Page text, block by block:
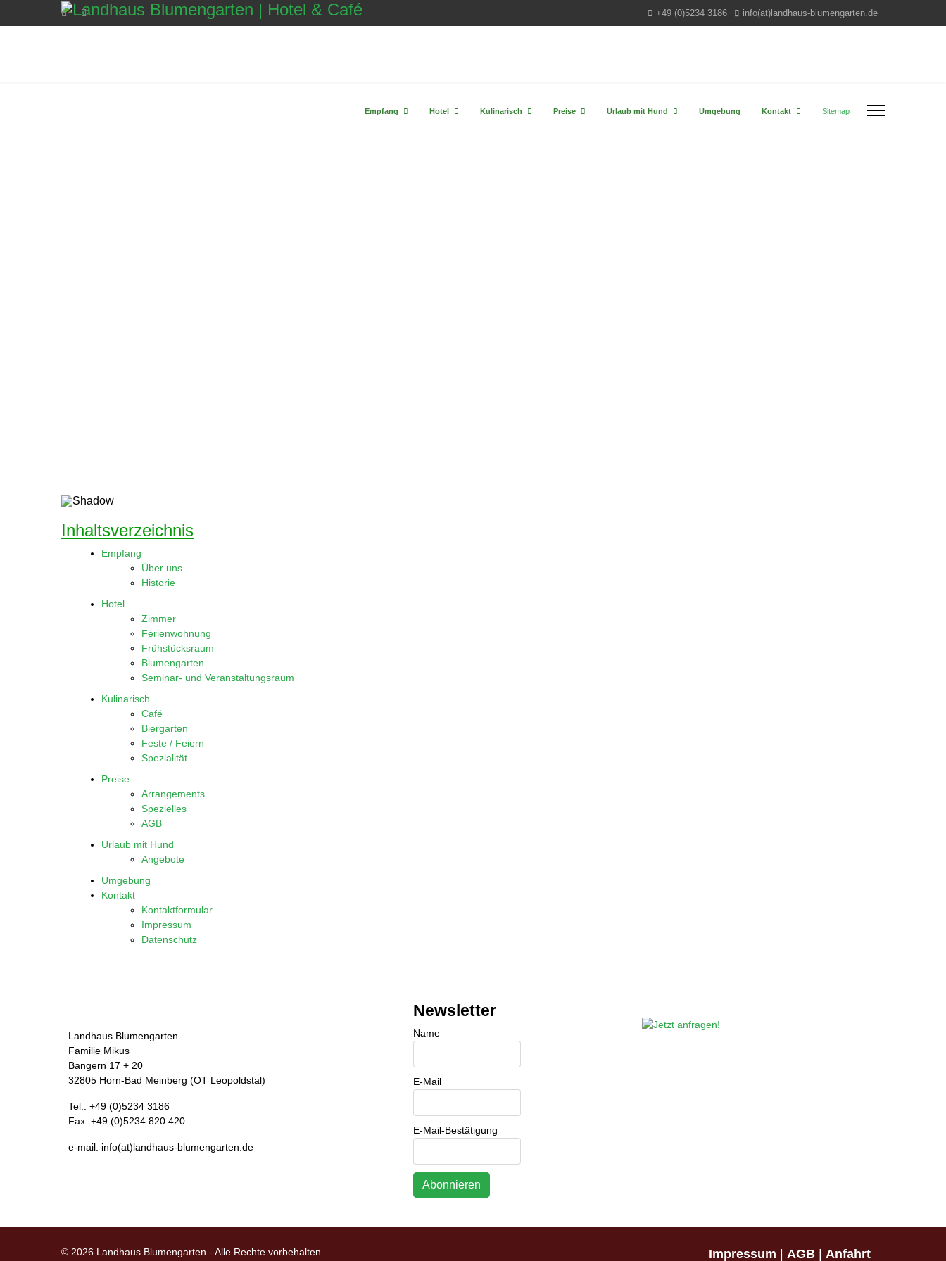
+49 (0)5234 3186 info(at)landhaus-blumengarten.de
Empfang Hotel Kulinarisch Preise Urlaub mit Hund Umgebung Kontakt Sitemap
Inhaltsverzeichnis
Empfang
Über uns
Historie
Hotel
Zimmer
Ferienwohnung
Frühstücksraum
Blumengarten
Seminar- und Veranstaltungsraum
Kulinarisch
Café
Biergarten
Feste / Feiern
Spezialität
Preise
Arrangements
Spezielles
AGB
Urlaub mit Hund
Angebote
Umgebung
Kontakt
Kontaktformular
Impressum
Datenschutz
Landhaus Blumengarten
Familie Mikus
Bangern 17 + 20
32805 Horn-Bad Meinberg (OT Leopoldstal)
Tel.: +49 (0)5234 3186
Fax: +49 (0)5234 820 420
e-mail: info(at)landhaus-blumengarten.de
Newsletter
Name
E-Mail
E-Mail-Bestätigung
© 2026 Landhaus Blumengarten - Alle Rechte vorbehalten Impressum AGB Anfahrt